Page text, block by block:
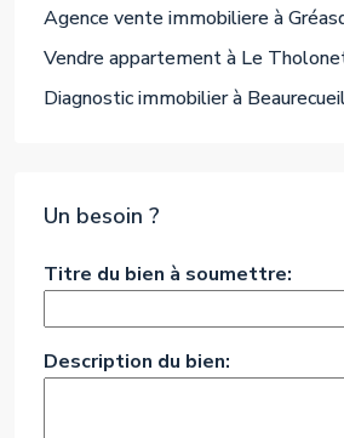
Agence vente immobiliere à
Vendre appartement à Le
Diagnostic immobilier à
Un besoin ?
Titre du bien à soumettre:
Description du bien: